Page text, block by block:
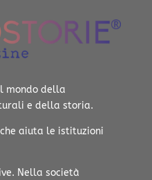
mondo della
e della storia.
aiuta le istituzioni
Nella società